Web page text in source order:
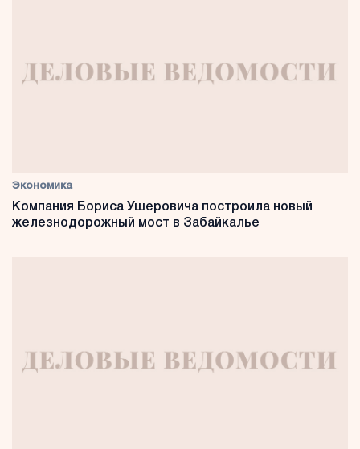
Экономика
Компания Бориса Ушеровича построила новый
железнодорожный мост в Забайкалье